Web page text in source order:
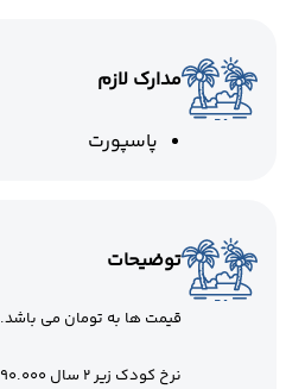
مدارک لازم
پاسپورت
توضیحات
قیمت ها به تومان می باشد.
نرخ کودک زیر 2 سال 1.490.000 تومان می باشد.